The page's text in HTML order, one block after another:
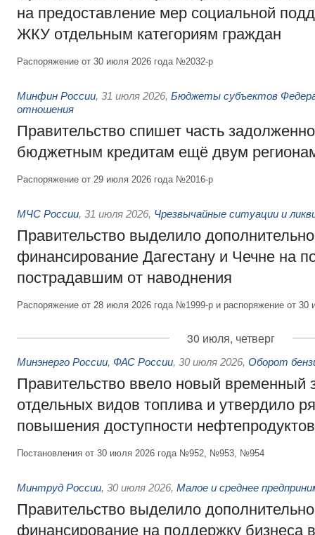
на предоставление мер социальной
ЖКУ отдельным категориям граждан
Распоряжение от 30 июля 2026 года №2032-р
Минфин России, 31 июля 2026, Бюджеты субъектов
отношения
Правительство спишет часть
бюджетным кредитам ещё двум
Распоряжение от 29 июля 2026 года №2016-р
МЧС России, 31 июля 2026, Чрезвычайные ситуации и
Правительство выделило
финансирование Дагестану и Чечне на
пострадавшим от наводнения
Распоряжение от 28 июля 2026 года №1999-р и распоряжение от
30 июля, четверг
Минэнерго России, ФАС России, 30 июля 2026, Оборот
Правительство ввело новый временный
отдельных видов топлива и утвердило
повышения доступности нефтепродуктов
Постановления от 30 июля 2026 года №952, №953, №954
Минтруд России, 30 июля 2026, Малое и среднее
Правительство выделило
финансирование на поддержку бизнеса